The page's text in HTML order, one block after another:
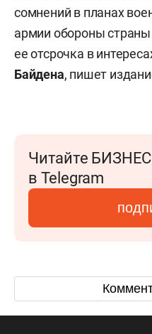
сомнений в планах
армии обороны
ее отсрочка в
Байдена, пишет
Читайте БИЗНЕС
в Telegram